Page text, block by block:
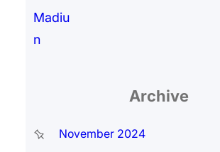
Archive
November 2024